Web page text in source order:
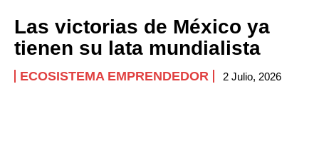
Las victorias de México ya
tienen su lata mundialista
ECOSISTEMA EMPRENDEDOR 2 Julio, 2026